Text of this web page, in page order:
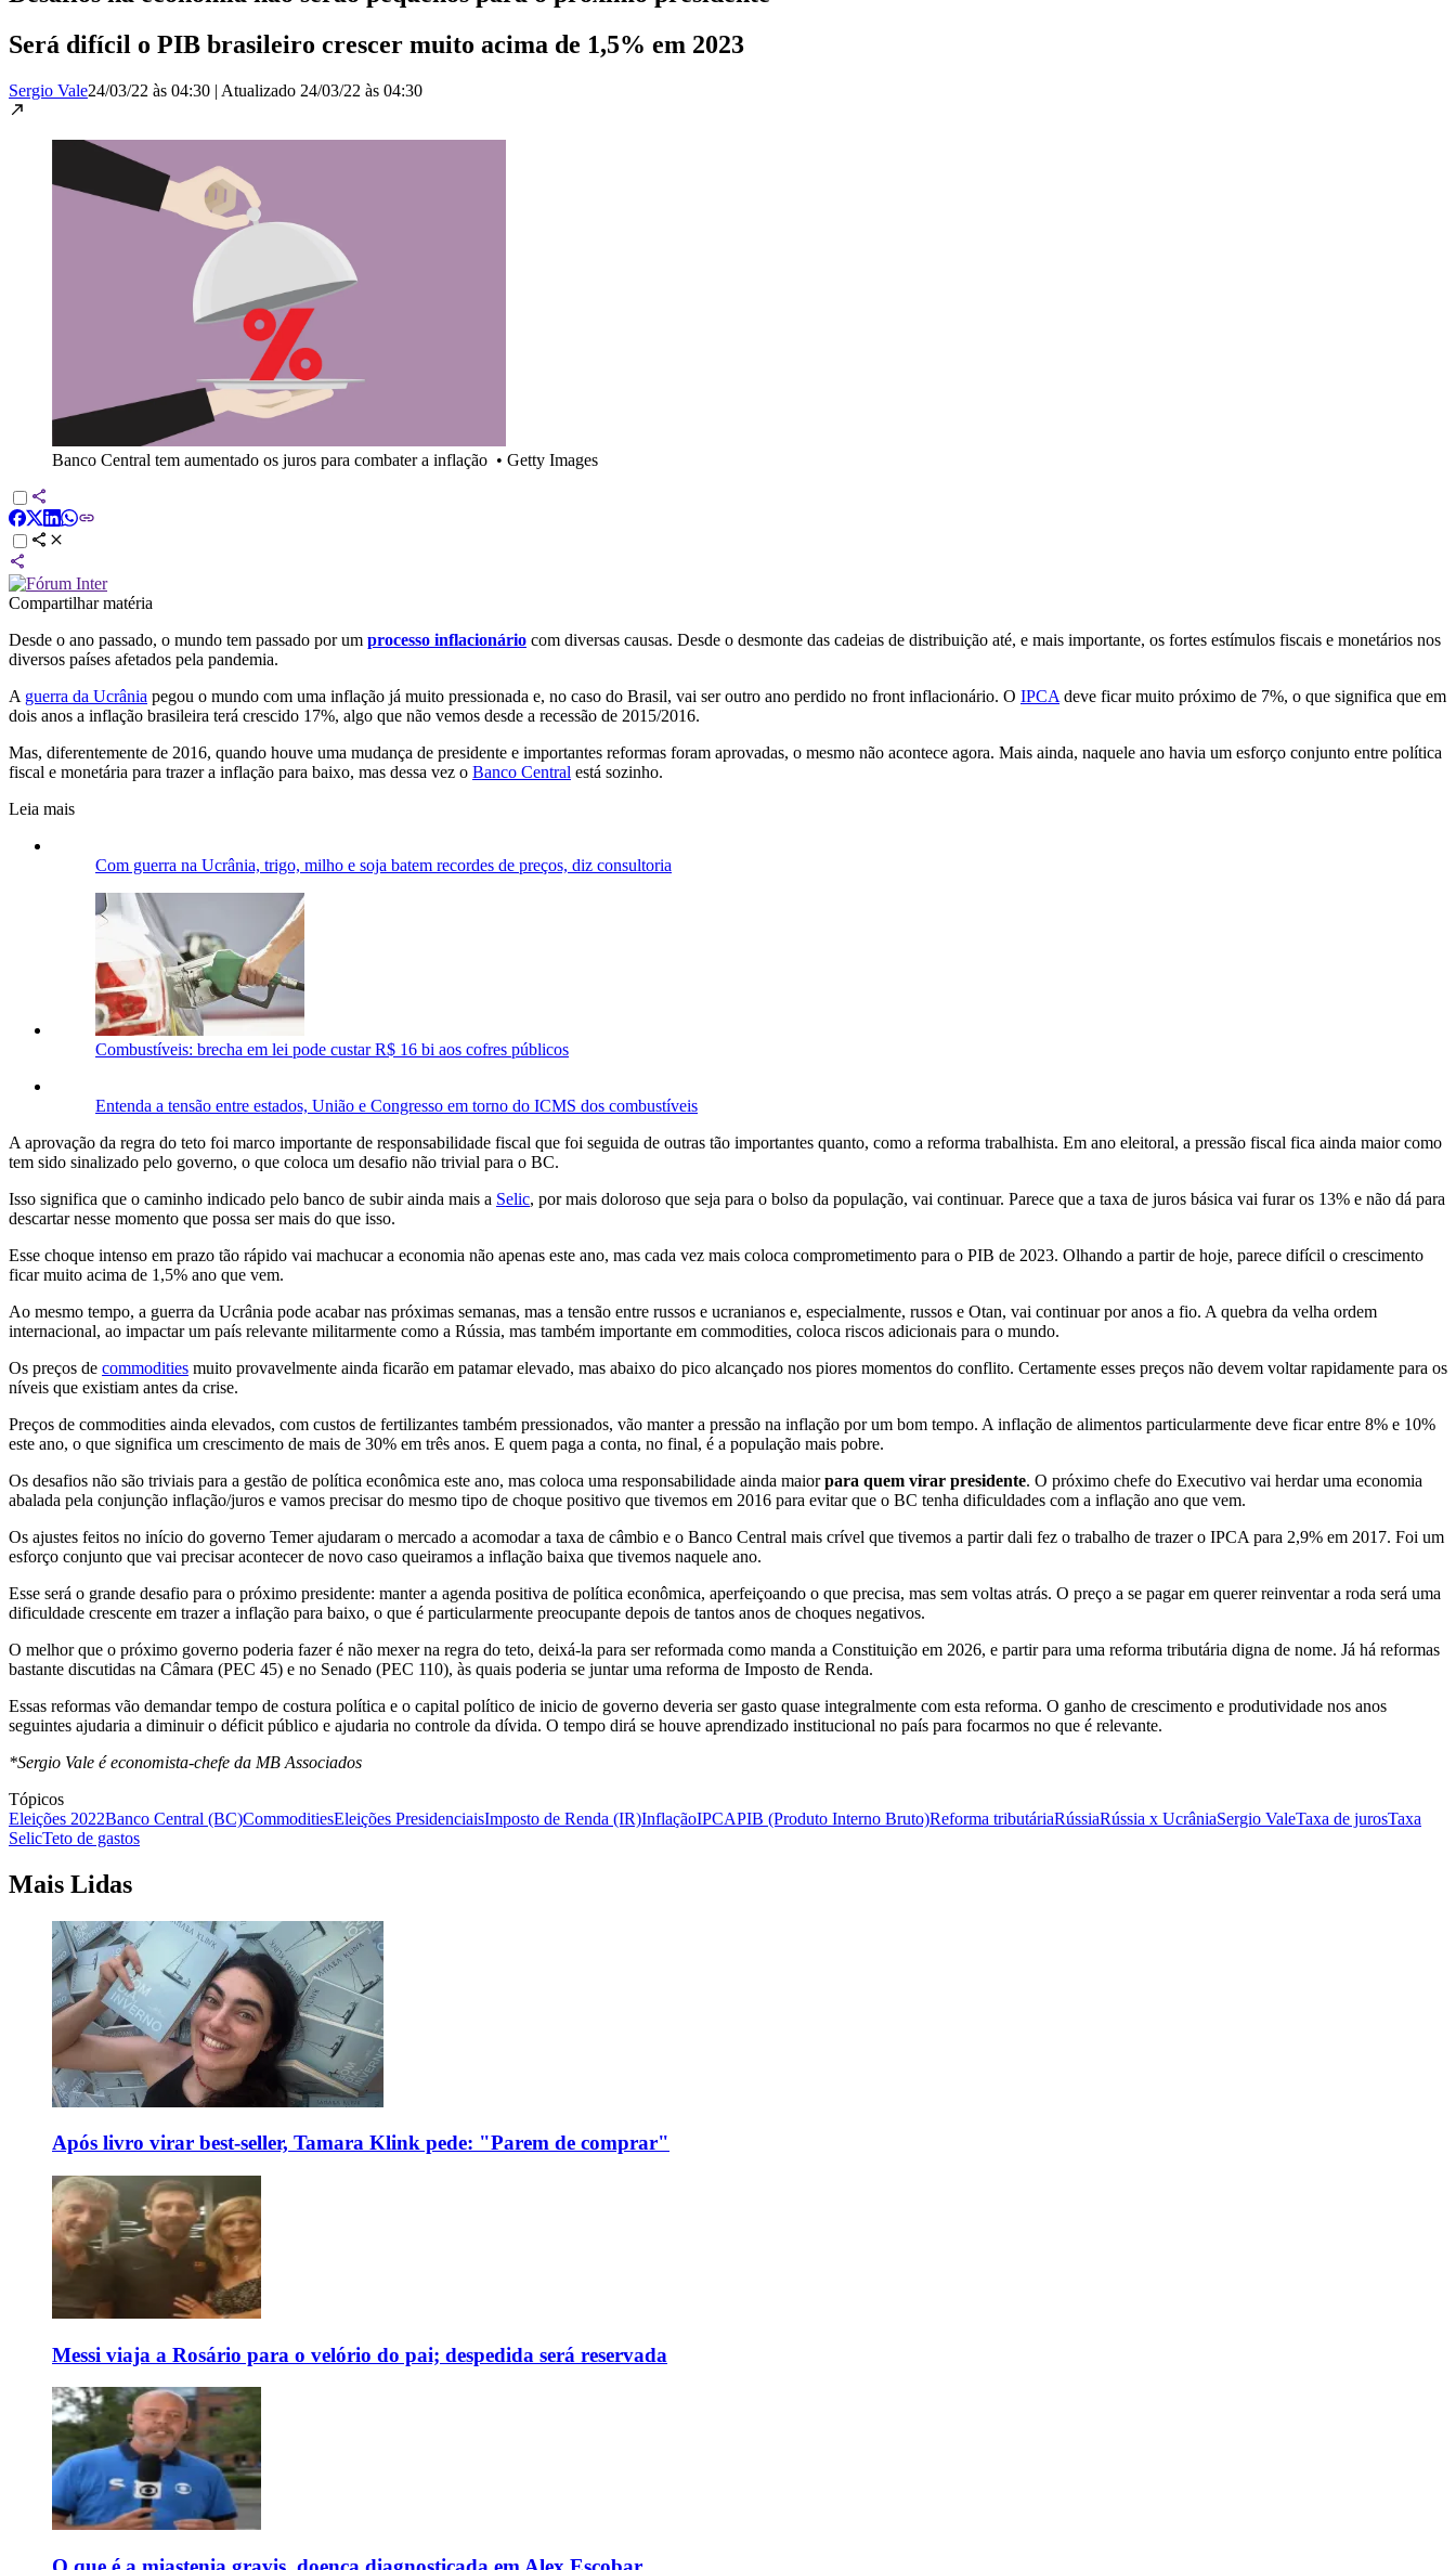
Será difícil o PIB brasileiro crescer muito acima de 1,5% em 2023
Sergio Vale24/03/22 às 04:30 | Atualizado 24/03/22 às 04:30
Banco Central tem aumentado os juros para combater a inflação • Getty Images
Compartilhar matéria
Desde o ano passado, o mundo tem passado por um processo inflacionário com diversas causas. Desde o desmonte das cadeias de distribuição até, e mais importante, os fortes estímulos fiscais e monetários nos
diversos países afetados pela pandemia.
A guerra da Ucrânia pegou o mundo com uma inflação já muito pressionada e, no caso do Brasil, vai ser outro ano perdido no front inflacionário. O IPCA deve ficar muito próximo de 7%, o que significa que em
dois anos a inflação brasileira terá crescido 17%, algo que não vemos desde a recessão de 2015/2016.
Mas, diferentemente de 2016, quando houve uma mudança de presidente e importantes reformas foram aprovadas, o mesmo não acontece agora. Mais ainda, naquele ano havia um esforço conjunto entre política
fiscal e monetária para trazer a inflação para baixo, mas dessa vez o Banco Central está sozinho.
Leia mais
Com guerra na Ucrânia, trigo, milho e soja batem recordes de preços, diz consultoria
Combustíveis: brecha em lei pode custar R$ 16 bi aos cofres públicos
Entenda a tensão entre estados, União e Congresso em torno do ICMS dos combustíveis
A aprovação da regra do teto foi marco importante de responsabilidade fiscal que foi seguida de outras tão importantes quanto, como a reforma trabalhista. Em ano eleitoral, a pressão fiscal fica ainda maior como
tem sido sinalizado pelo governo, o que coloca um desafio não trivial para o BC.
Isso significa que o caminho indicado pelo banco de subir ainda mais a Selic, por mais doloroso que seja para o bolso da população, vai continuar. Parece que a taxa de juros básica vai furar os 13% e não dá para
descartar nesse momento que possa ser mais do que isso.
Esse choque intenso em prazo tão rápido vai machucar a economia não apenas este ano, mas cada vez mais coloca comprometimento para o PIB de 2023. Olhando a partir de hoje, parece difícil o crescimento
ficar muito acima de 1,5% ano que vem.
Ao mesmo tempo, a guerra da Ucrânia pode acabar nas próximas semanas, mas a tensão entre russos e ucranianos e, especialmente, russos e Otan, vai continuar por anos a fio. A quebra da velha ordem
internacional, ao impactar um país relevante militarmente como a Rússia, mas também importante em commodities, coloca riscos adicionais para o mundo.
Os preços de commodities muito provavelmente ainda ficarão em patamar elevado, mas abaixo do pico alcançado nos piores momentos do conflito. Certamente esses preços não devem voltar rapidamente para os
níveis que existiam antes da crise.
Preços de commodities ainda elevados, com custos de fertilizantes também pressionados, vão manter a pressão na inflação por um bom tempo. A inflação de alimentos particularmente deve ficar entre 8% e 10%
este ano, o que significa um crescimento de mais de 30% em três anos. E quem paga a conta, no final, é a população mais pobre.
Os desafios não são triviais para a gestão de política econômica este ano, mas coloca uma responsabilidade ainda maiorpara quem virar presidente. O próximo chefe do Executivo vai herdar uma economia
abalada pela conjunção inflação/juros e vamos precisar do mesmo tipo de choque positivo que tivemos em 2016 para evitar que o BC tenha dificuldades com a inflação ano que vem.
Os ajustes feitos no início do governo Temer ajudaram o mercado a acomodar a taxa de câmbio e o Banco Central mais crível que tivemos a partir dali fez o trabalho de trazer o IPCA para 2,9% em 2017. Foi um
esforço conjunto que vai precisar acontecer de novo caso queiramos a inflação baixa que tivemos naquele ano.
Esse será o grande desafio para o próximo presidente: manter a agenda positiva de política econômica, aperfeiçoando o que precisa, mas sem voltas atrás. O preço a se pagar em querer reinventar a roda será uma
dificuldade crescente em trazer a inflação para baixo, o que é particularmente preocupante depois de tantos anos de choques negativos.
O melhor que o próximo governo poderia fazer é não mexer na regra do teto, deixá-la para ser reformada como manda a Constituição em 2026, e partir para uma reforma tributária digna de nome. Já há reformas
bastante discutidas na Câmara (PEC 45) e no Senado (PEC 110), às quais poderia se juntar uma reforma de Imposto de Renda.
Essas reformas vão demandar tempo de costura política e o capital político de inicio de governo deveria ser gasto quase integralmente com esta reforma. O ganho de crescimento e produtividade nos anos
seguintes ajudaria a diminuir o déficit público e ajudaria no controle da dívida. O tempo dirá se houve aprendizado institucional no país para focarmos no que é relevante.
*Sergio Vale é economista-chefe da MB Associados
Tópicos
Eleições 2022Banco Central (BC)CommoditiesEleições PresidenciaisImposto de Renda (IR)InflaçãoIPCAPIB (Produto Interno Bruto)Reforma tributáriaRússiaRússia x UcrâniaSergio ValeTaxa de jurosTaxa
SelicTeto de gastos
Mais Lidas
Após livro virar best-seller, Tamara Klink pede: "Parem de comprar"
Messi viaja a Rosário para o velório do pai; despedida será reservada